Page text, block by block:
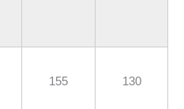
155 130